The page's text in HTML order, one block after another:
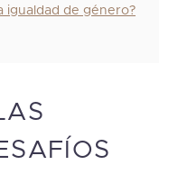
igualdad de género?